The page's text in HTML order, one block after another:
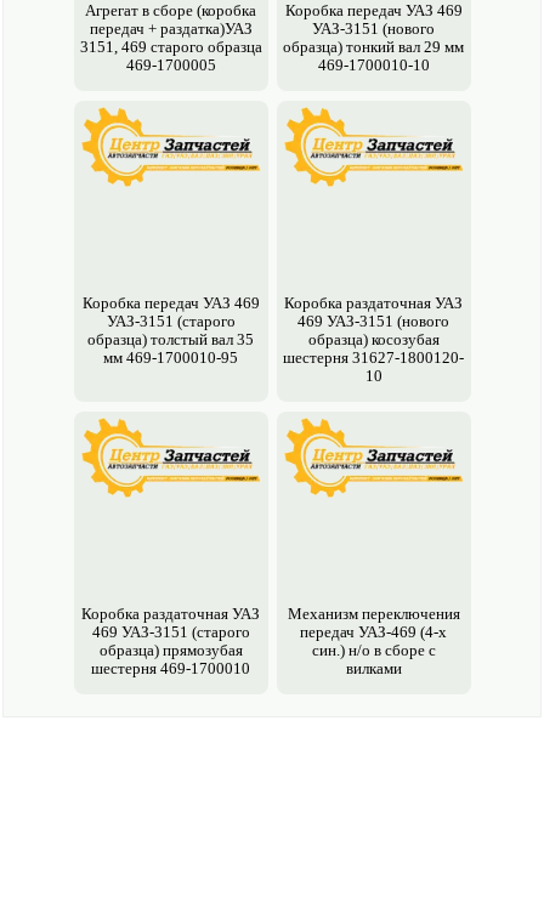
Агрегат в сборе (коробка
передач + раздатка)УАЗ
3151, 469 старого образца
469-1700005
Коробка передач УАЗ 469
УАЗ-3151 (нового
образца) тонкий вал 29 мм
469-1700010-10
Коробка передач УАЗ 469
УАЗ-3151 (старого
образца) толстый вал 35
мм 469-1700010-95
Коробка раздаточная УАЗ
469 УАЗ-3151 (нового
образца) косозубая
шестерня 31627-1800120-
10
Коробка раздаточная УАЗ
469 УАЗ-3151 (старого
образца) прямозубая
шестерня 469-1700010
Механизм переключения
передач УАЗ-469 (4-х
син.) н/о в сборе с
вилками